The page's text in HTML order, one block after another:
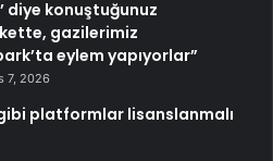
diye konuştuğunuz
gazilerimiz
eylem yapıyorlar”
7, 2026
gibi platformlar lisanslanmalı